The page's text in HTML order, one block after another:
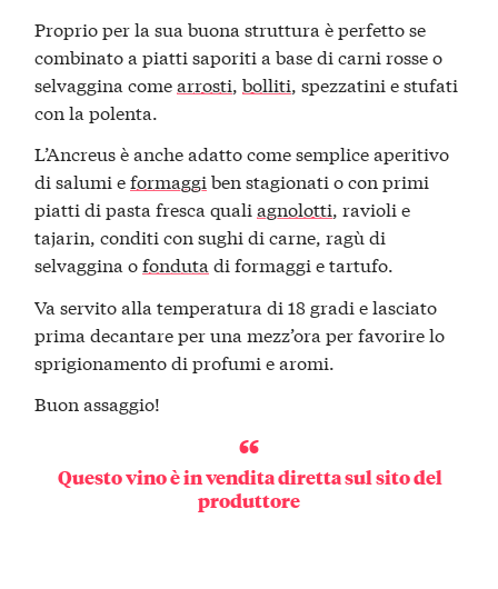
Proprio per la sua buona struttura è perfetto se
combinato a piatti saporiti a base di carni rosse o
selvaggina comearrosti ,bolliti , spezzatini e stufati
con la polenta.
L’Ancreus è anche adatto come semplice aperitivo
di salumi eformaggi ben stagionati o con primi
piatti di pasta fresca qualiagnolotti, ravioli e
tajarin, conditi con sughi di carne, ragù di
selvaggina ofonduta di formaggi e tartufo.
Va servito alla temperatura di 18 gradi e lasciato
prima decantare per una mezz’ora per favorire lo
sprigionamento di profumi e aromi.
Buon assaggio!
Questo vino è invendita direttasul sito del
produttore